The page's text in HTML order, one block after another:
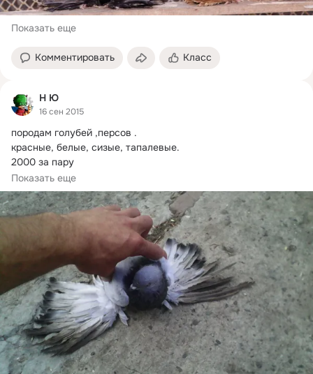
Показать еще
Комментировать Класс
Н Ю
16 сен 2015
породам голубей ,персов .
красные, белые, сизые, тапалевые.
2000 за пару
Ставропольский край
Показать еще